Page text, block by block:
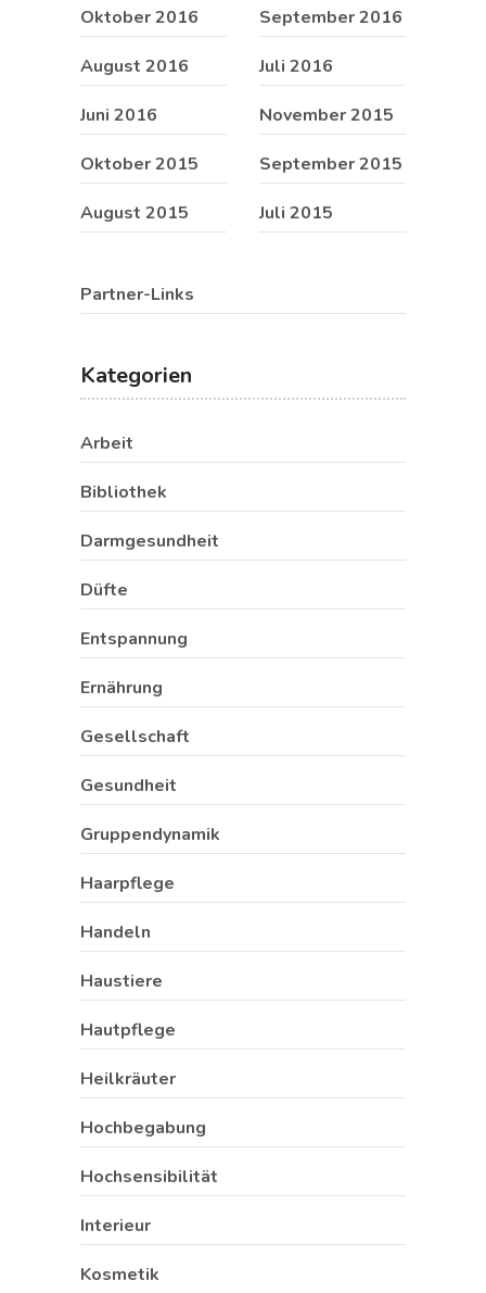
Oktober 2016 September 2016
August 2016 Juli 2016
Juni 2016 November 2015
Oktober 2015 September 2015
August 2015 Juli 2015
Partner-Links
Kategorien
Arbeit
Bibliothek
Darmgesundheit
Düfte
Entspannung
Ernährung
Gesellschaft
Gesundheit
Gruppendynamik
Haarpflege
Handeln
Haustiere
Hautpflege
Heilkräuter
Hochbegabung
Hochsensibilität
Interieur
Kosmetik